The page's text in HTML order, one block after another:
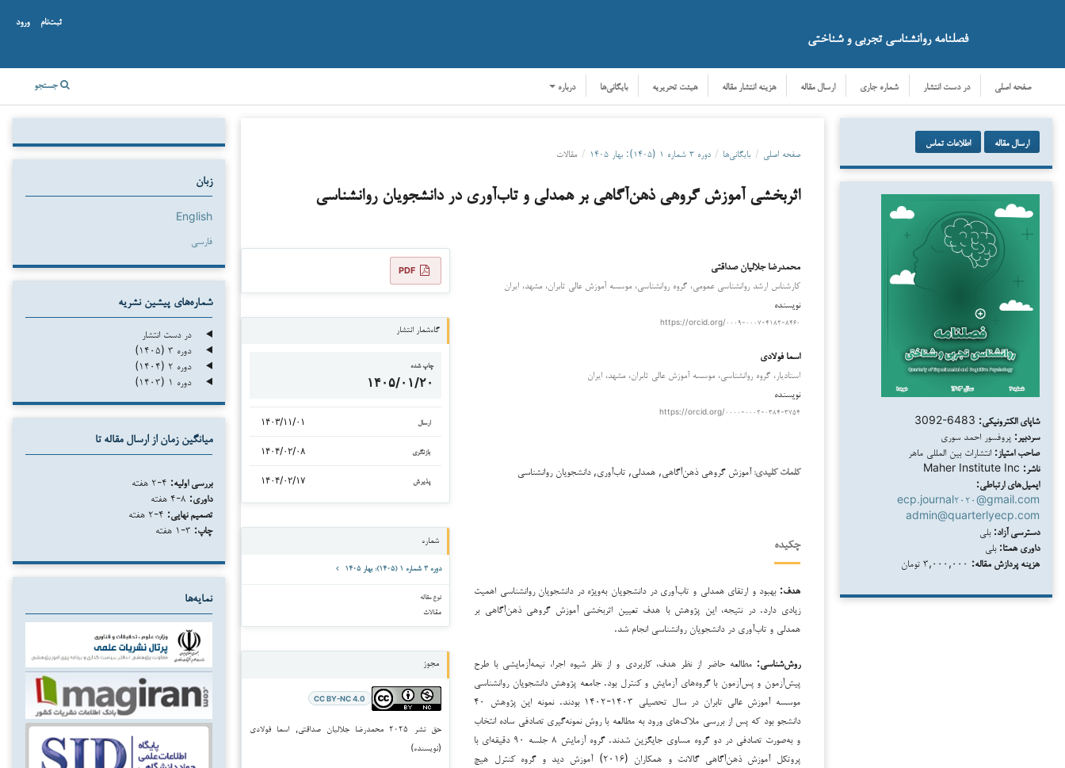
فصلنامه روانشناسی تجربی و شناختی
صفحه اصلی در دست انتشار شماره جاری ارسال مقاله هزینه انتشار مقاله هیئت تحریریه بایگانی‌ها درباره جستجو
ثبت‌نام ورود
ارسال مقاله اطلاعات تماس
شاپای الکترونیکی: 3092-6483
سردبیر: پروفسور احمد سوری
صاحب امتیاز: انتشارات بین المللی ماهر
ناشر:
ایمیل‌های ارتباطی:
ecp.journal۲۰۲۰@gmail.com
admin@quarterlyecp.com
دسترسی آزاد: بلی
داوری همتا: بلی
هزینه پردازش مقاله:
صفحه اصلی / بایگانی‌ها / دوره ۳ شماره ۱ (۱۴۰۵): بهار ۱۴۰۵ / مقالات
اثربخشی آموزش گروهی ذهن‌آگاهی بر همدلی و تاب‌آوری در دانشجویان روانشناسی
محمدرضا جلالیان صداقتی
کارشناس ارشد روانشناسی عمومی، گروه روانشناسی، موسسه آموزش عالی تابران، مشهد، ایران
نویسنده
https://orcid.org/۰۰۰۹-۰۰۰۷-۴۱۸۲-۸۴۶۰
اسما فولادی
استادیار، گروه روانشناسی، موسسه آموزش عالی تابران، مشهد، ایران
نویسنده
https://orcid.org/۰۰۰۰-۰۰۰۲-۰۳۸۴-۳۷۵۴
کلمات کلیدی: آموزش گروهی ذهن‌آگاهی, همدلی, تاب‌آوری, دانشجویان روانشناسی
چکیده
هدف: بهبود و ارتقای همدلی و تاب‌آوری در دانشجویان به‌ویژه در دانشجویان روانشناسی اهمیت
زیادی دارد. در نتیجه، این پژوهش با هدف تعیین اثربخشی آموزش گروهی ذهن‌آگاهی بر
همدلی و تاب‌آوری در دانشجویان روانشناسی انجام شد.
روش‌شناسی: مطالعه حاضر از نظر هدف، کاربردی و از نظر شیوه اجرا، نیمه‌آزمایشی با طرح
پیش‌آزمون و پس‌آزمون با گروه‌های آزمایش و کنترل بود. جامعه پژوهش دانشجویان روانشناسی
موسسه آموزش عالی تابران در سال تحصیلی ۱۴۰۳-۱۴۰۲ بودند. نمونه این پژوهش ۴۰
دانشجو بود که پس از بررسی ملاک‌های ورود به مطالعه با روش نمونه‌گیری تصادفی ساده انتخاب
و به‌صورت تصادفی در دو گروه مساوی جایگزین شدند. گروه آزمایش ۸ جلسه ۹۰ دقیقه‌ای با
پروتکل آموزش ذهن‌آگاهی گالانت و همکاران (۲۰۱۶) آموزش دید و گروه کنترل هیچ
PDF
گاه‌شمار انتشار
چاپ شده
۱۴۰۵/۰۱/۲۰
ارسال ۱۴۰۳/۱۱/۰۱
بازنگری ۱۴۰۴/۰۲/۰۸
پذیرش ۱۴۰۴/۰۲/۱۷
شماره
دوره ۳ شماره ۱ (۱۴۰۵): بهار ۱۴۰۵
نوع مقاله
مقالات
مجوز
CC BY-NC 4.0
حق نشر ۲۰۲۵ محمدرضا جلالیان صداقتی, اسما فولادی
(نویسنده)
زبان
English
فارسی
شماره‌های پیشین نشریه
در دست انتشار
دوره ۳ (۱۴۰۵)
دوره ۲ (۱۴۰۴)
دوره ۱ (۱۴۰۳)
میانگین زمان از ارسال مقاله تا
بررسی اولیه:
داوری:
تصمیم نهایی:
چاپ:
نمایه‌ها